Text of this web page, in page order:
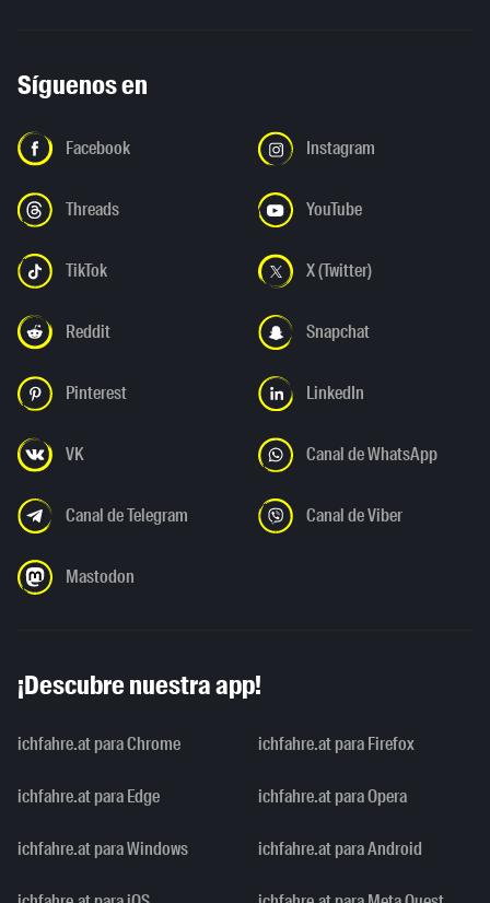
Síguenos en
Facebook Instagram
Threads YouTube
TikTok X (Twitter)
Reddit Snapchat
Pinterest LinkedIn
VK Canal de WhatsApp
Canal de Telegram Canal de Viber
Mastodon
¡Descubre nuestra app!
ichfahre.at para Chrome ichfahre.at para Firefox
ichfahre.at para Edge ichfahre.at para Opera
ichfahre.at para Windows ichfahre.at para Android